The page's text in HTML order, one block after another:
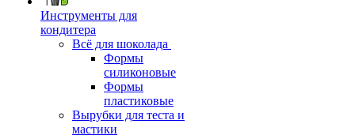
Инструменты для
кондитера
Всё для шоколада
Формы
силиконовые
Формы
пластиковые
Вырубки для теста и
мастики